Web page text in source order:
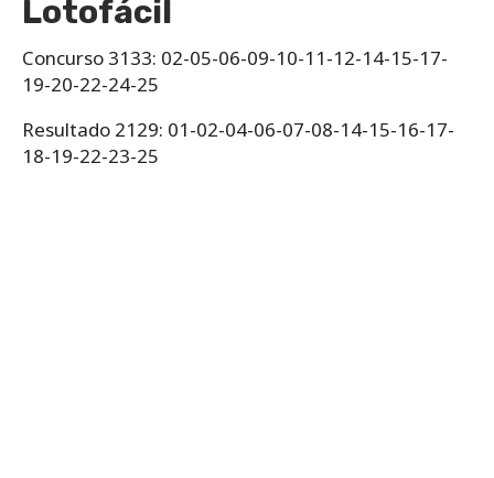
Lotofácil
Concurso 3133: 02-05-06-09-10-11-12-14-15-17-
19-20-22-24-25
Resultado 2129: 01-02-04-06-07-08-14-15-16-17-
18-19-22-23-25